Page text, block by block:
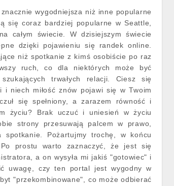
wygodniejsza niż inne popularne
się coraz bardziej popularne w Seattle,
całym świecie. W dzisiejszym świecie
dzięki pojawieniu się randek online.
niż spotkanie z kimś osobiście po raz
ruch, co dla niektórych może być
trwałych relacji. Ciesz się
i niech miłość znów pojawi się w Twoim
się spełniony, a zarazem równość i
życiu? Brak uczuć i uniesień w życiu
strony przesuwają palcem w prawo,
Pożartujmy trochę, w końcu
prostu warto zaznaczyć, że jest się
a on wysyła mi jakiś "gotowiec" i
uwagę, czy ten portal jest wygodny w
"przekombinowane", co może odbierać